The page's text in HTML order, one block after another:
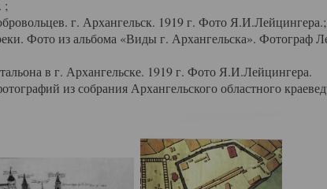
;
г. Архангельск. 1919 г. Фото Я.И.Лейцингера.;
Фото из альбома «Виды г. Архангельска». Фотограф
в г. Архангельске. 1919 г. Фото Я.И.Лейцингера.
из собрания Архангельского областного